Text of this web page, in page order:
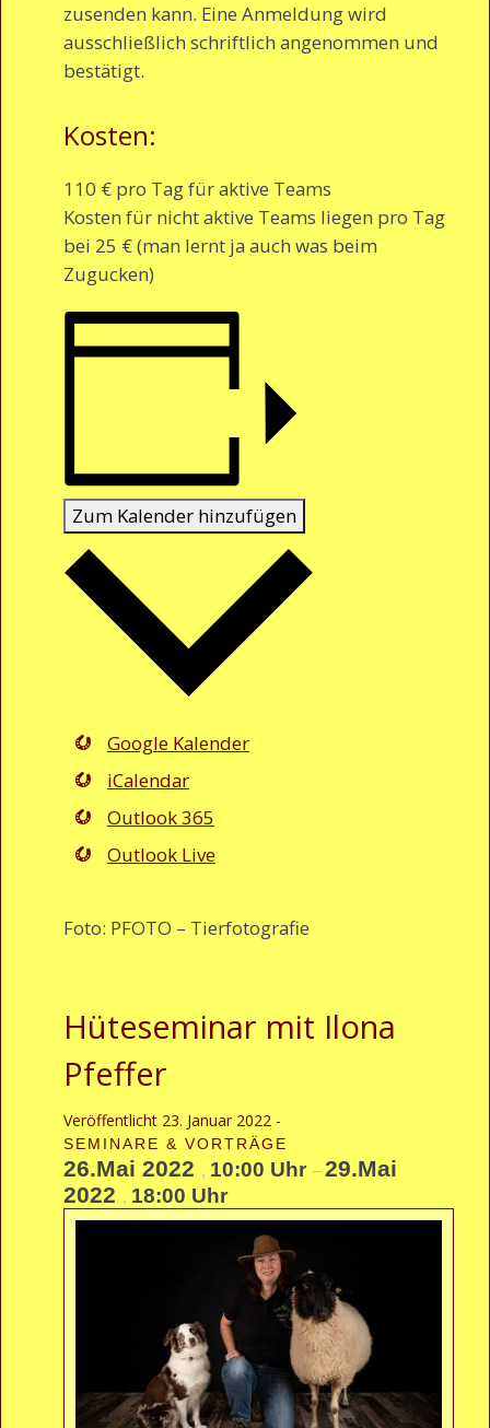
zusenden kann. Eine Anmeldung wird
ausschließlich schriftlich angenommen und
bestätigt.
Kosten:
110 € pro Tag für aktive Teams
Kosten für nicht aktive Teams liegen pro Tag
bei 25 € (man lernt ja auch was beim
Zugucken)
Zum Kalender hinzufügen
Google Kalender
iCalendar
Outlook 365
Outlook Live
Foto: PFOTO – Tierfotografie
Hüteseminar mit Ilona
Pfeffer
Veröffentlicht 23. Januar 2022 -
SEMINARE & VORTRÄGE
26.Mai 2022 , 10:00 Uhr –29.Mai
2022 , 18:00 Uhr